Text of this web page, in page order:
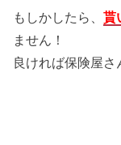
もしかしたら、貰
ません！
良ければ保険屋さ